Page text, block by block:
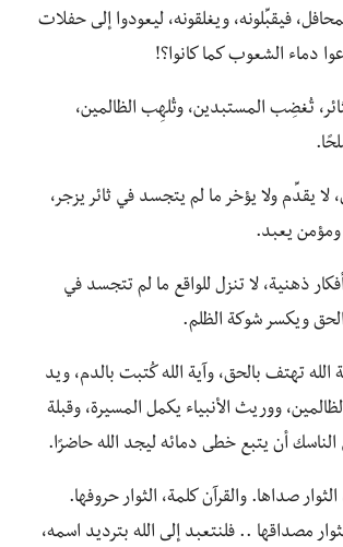
فيقبِّلونه، ويغلقونه، ليعودوا إلى حفلات
دماء الشعوب كما كانوا؟!
تُغضِب المستبدين، وتُلهِب الظالمين،
يقدِّم ولا يؤخر ما لم يتجسد في ثائر يزجر،
يعبد.
ذهنية، لا تنزل للواقع ما لم تتجسد في
ويكسر شوكة الظلم.
الله تهتف بالحق، وآية الله كُتبت بالدم، ويد
ووريث الأنبياء يكمل المسيرة، وقبلة
الناسك أن يتبع خطى دمائه ليجد الله حاضرًا.
الثوار صداها. والقرآن كلمة، الثوار حروفها.
مصداقها .. فلنتعبد إلى الله بترديد اسمه،